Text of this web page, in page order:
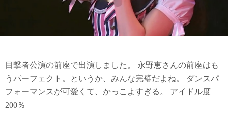
目撃者公演の前座で出演しました。 永野恵さんの前座はも
うパーフェクト。というか、みんな完璧だよね。 ダンスパ
フォーマンスが可愛くて、かっこよすぎる。 アイドル度
200％